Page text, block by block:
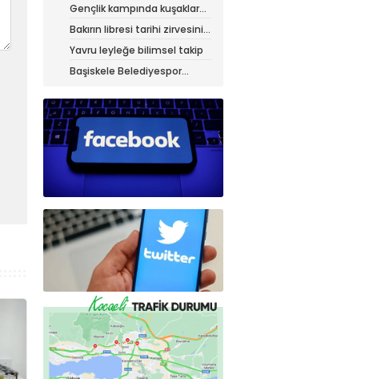
Gençlik kampında kuşaklar
buluştu
Bakırın libresi tarihi zirvesini
test ediyor
Yavru leyleğe bilimsel takip
Başiskele Belediyespor